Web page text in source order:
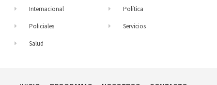
Internacional
Policiales
Salud
Política
Servicios